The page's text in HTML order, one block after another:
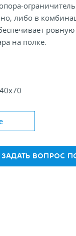
либо в
на полке.
ЗАДАТЬ ВОПРОС